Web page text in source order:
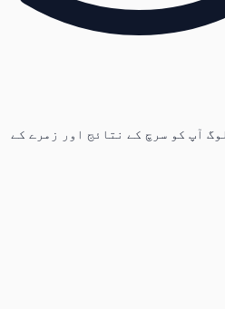
آپ کو سرچ کے نتائج اور زمرے کے